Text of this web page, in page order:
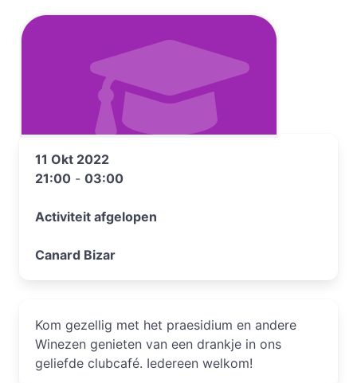
11 Okt 2022
21:00 - 03:00
Activiteit afgelopen
Canard Bizar
Kom gezellig met het praesidium en andere
Winezen genieten van een drankje in ons
geliefde clubcafé. Iedereen welkom!